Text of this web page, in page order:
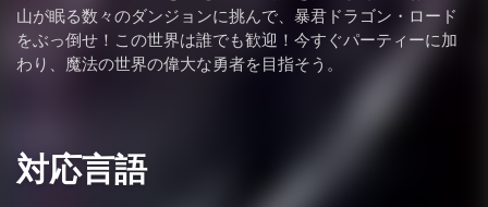
山が眠る数々のダンジョンに挑んで、暴君ドラゴン・ロード
をぶっ倒せ！この世界は誰でも歓迎！今すぐパーティーに加
わり、魔法の世界の偉大な勇者を目指そう。
対応言語